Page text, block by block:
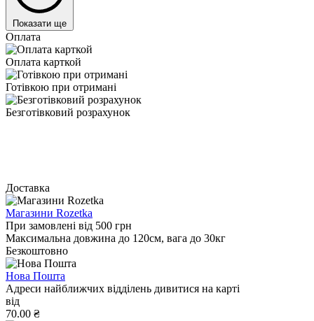
Показати ще
Оплата
Оплата карткой
Готівкою при отримані
Безготівковий розрахунок
Доставка
Магазини Rozetka
При замовлені від 500 грн
Максимальна довжина до 120см, вага до 30кг
Безкоштовно
Нова Пошта
Адреси найближчих відділень дивитися на карті
від
70.00 ₴